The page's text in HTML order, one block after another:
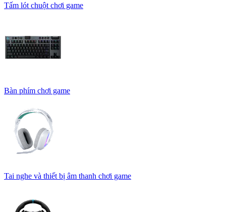
Tấm lót chuột chơi game
Bàn phím chơi game
Tai nghe và thiết bị âm thanh chơi game